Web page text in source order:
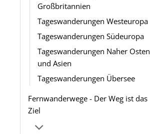
Großbritannien
Tageswanderungen Westeuropa
Tageswanderungen Südeuropa
Tageswanderungen Naher Osten
und Asien
Tageswanderungen Übersee
Fernwanderwege - Der Weg ist das
Ziel